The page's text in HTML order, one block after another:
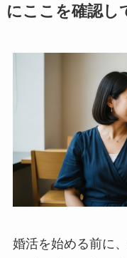
にここを確認し
婚活を始める前に